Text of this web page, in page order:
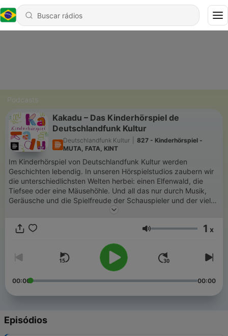
Podcasts
Kakadu – Das Kinderhörspiel de
Deutschlandfunk Kultur
Deutschlandfunk Kultur
827 - Kinderhörspiel -
MUTA, FATA, KINT
Im Kinderhörspiel von Deutschlandfunk Kultur werden
Geschichten lebendig. In unseren Hörspielstudios zaubern wir
die unterschiedlichsten Welten herbei: einen Elfenwald, die
Tiefsee oder eine Mäusehöhle. Und all das nur durch Musik,
Geräusche und die Spielfreude der Schauspieler und der vielen
begabten Kinder. Unsere Geschichten eignen sich meist für
Volume 1 x
00:00 00:00
Episódios